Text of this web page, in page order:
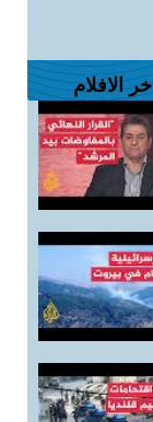
اخر الافلام